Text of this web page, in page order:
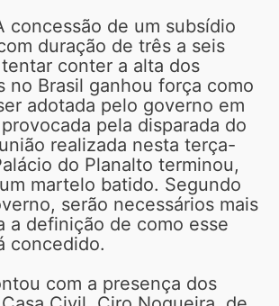
concessão de um subsídio
duração de três a seis
conter a alta dos
no Brasil ganhou força como
adotada pelo governo em
pela disparada do
realizada nesta terça-
do Planalto terminou,
martelo batido. Segundo
serão necessários mais
a definição de como esse
concedido.
com a presença dos